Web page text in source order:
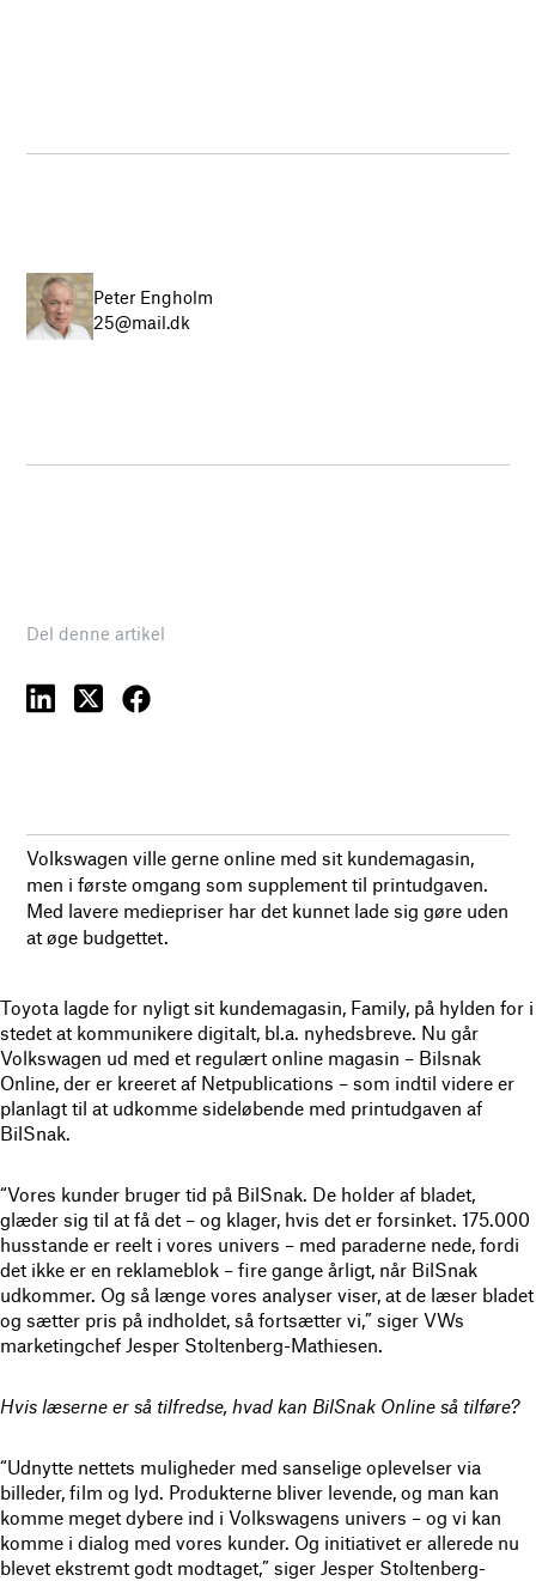
Peter Engholm
25@mail.dk
Del denne artikel
Volkswagen ville gerne online med sit kundemagasin,
men i første omgang som supplement til printudgaven.
Med lavere mediepriser har det kunnet lade sig gøre uden
at øge budgettet.
Toyota lagde for nyligt sit kundemagasin, Family, på hylden for i
stedet at kommunikere digitalt, bl.a. nyhedsbreve. Nu går
Volkswagen ud med et regulært online magasin – Bilsnak
Online, der er kreeret af Netpublications – som indtil videre er
planlagt til at udkomme sideløbende med printudgaven af
BilSnak.
“Vores kunder bruger tid på BilSnak. De holder af bladet,
glæder sig til at få det – og klager, hvis det er forsinket. 175.000
husstande er reelt i vores univers – med paraderne nede, fordi
det ikke er en reklameblok – fire gange årligt, når BilSnak
udkommer. Og så længe vores analyser viser, at de læser bladet
og sætter pris på indholdet, så fortsætter vi,” siger VWs
marketingchef Jesper Stoltenberg-Mathiesen.
Hvis læserne er så tilfredse, hvad kan BilSnak Online så tilføre?
“Udnytte nettets muligheder med sanselige oplevelser via
billeder, film og lyd. Produkterne bliver levende, og man kan
komme meget dybere ind i Volkswagens univers – og vi kan
komme i dialog med vores kunder. Og initiativet er allerede nu
blevet ekstremt godt modtaget,” siger Jesper Stoltenberg-